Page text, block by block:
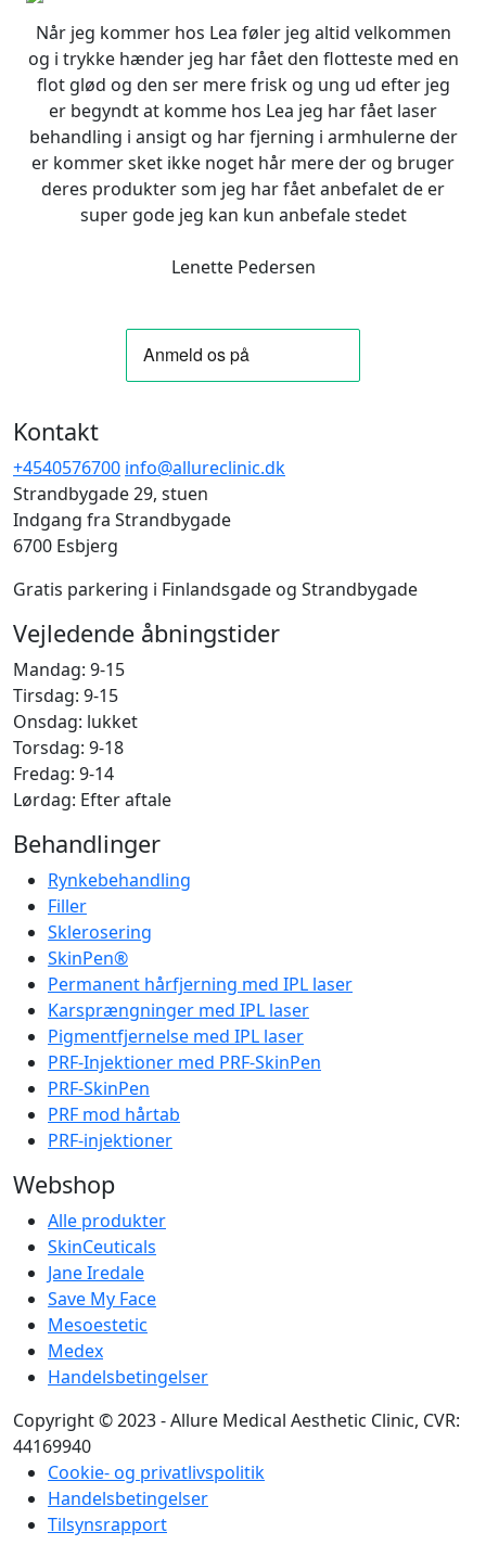
Når jeg kommer hos Lea føler jeg altid velkommen
og i trykke hænder jeg har fået den flotteste med en
flot glød og den ser mere frisk og ung ud efter jeg
er begyndt at komme hos Lea jeg har fået laser
behandling i ansigt og har fjerning i armhulerne der
er kommer sket ikke noget hår mere der og bruger
deres produkter som jeg har fået anbefalet de er
super gode jeg kan kun anbefale stedet
Lenette Pedersen
Kontakt
+4540576700 info@allureclinic.dk
Strandbygade 29, stuen
Indgang fra Strandbygade
6700 Esbjerg
Gratis parkering i Finlandsgade og Strandbygade
Vejledende åbningstider
Mandag: 9-15
Tirsdag: 9-15
Onsdag: lukket
Torsdag: 9-18
Fredag: 9-14
Lørdag: Efter aftale
Behandlinger
Rynkebehandling
Filler
Sklerosering
SkinPen®
Permanent hårfjerning med IPL laser
Karsprængninger med IPL laser
Pigmentfjernelse med IPL laser
PRF-Injektioner med PRF-SkinPen
PRF-SkinPen
PRF mod hårtab
PRF-injektioner
Webshop
Alle produkter
SkinCeuticals
Jane Iredale
Save My Face
Mesoestetic
Medex
Handelsbetingelser
Copyright © 2023 - Allure Medical Aesthetic Clinic, CVR:
44169940
Cookie- og privatlivspolitik
Handelsbetingelser
Tilsynsrapport